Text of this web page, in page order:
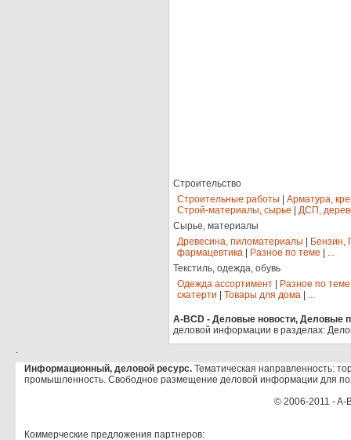
Строительство
Строительные работы
Арматура,
Строй-материалы, сырье
ДСП,
Сырье, материалы
Древесина, пиломатериалы
Бензин,
фармацевтика
Разное по теме
...
Текстиль, одежда, обувь
Одежда ассортимент
Разное по теме
скатерти
Товары для дома ...
A-BCD - Деловые новости, Деловые
деловой информации в разделах:
.
Информационный, деловой ресурс. Тематическая направленность:
промышленность. Свободное размещение деловой информации для
© 2006-2011 - A-
Коммерческие предложения партнеров: